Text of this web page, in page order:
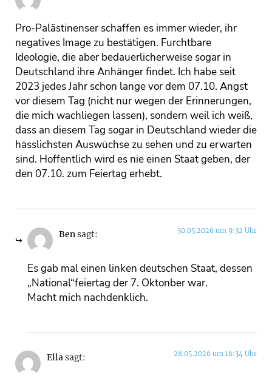
Pro-Palästinenser schaffen es immer wieder, ihr
negatives Image zu bestätigen. Furchtbare
Ideologie, die aber bedauerlicherweise sogar in
Deutschland ihre Anhänger findet. Ich habe seit
2023 jedes Jahr schon lange vor dem 07.10. Angst
vor diesem Tag (nicht nur wegen der Erinnerungen,
die mich wachliegen lassen), sondern weil ich weiß,
dass an diesem Tag sogar in Deutschland wieder die
hässlichsten Auswüchse zu sehen und zu erwarten
sind. Hoffentlich wird es nie einen Staat geben, der
den 07.10. zum Feiertag erhebt.
Bensagt: 30.05.2026 um 9:32 Uhr
Es gab mal einen linken deutschen Staat, dessen
„National“feiertag der 7. Oktonber war.
Macht mich nachdenklich.
Ellasagt: 28.05.2026 um 16:34 Uhr